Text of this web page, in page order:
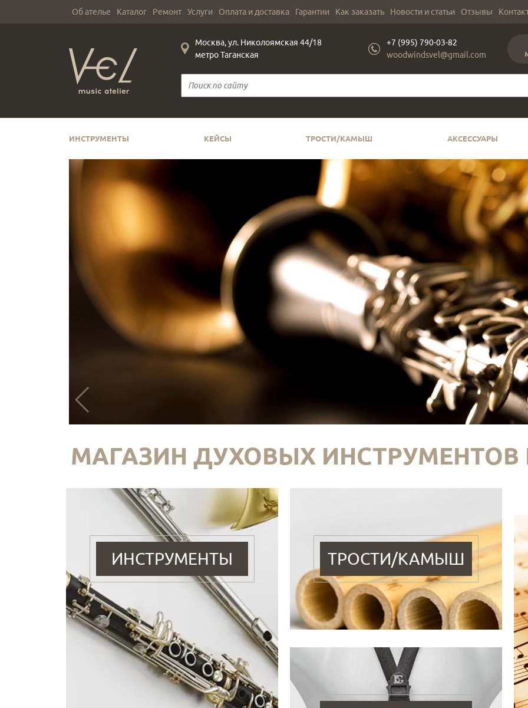
Об ателье Каталог Ремонт Услуги Оплата и доставка Гарантии Как заказать Новости и статьи Отзывы
Москва, ул. Николоямская 44/18
метро Таганская
+7 (995) 790-03-82
woodwindsvel@gmail.com
ИНСТРУМЕНТЫ КЕЙСЫ ТРОСТИ/КАМЫШ АКСЕССУАРЫ
МАГАЗИН ДУХОВЫХ ИНСТРУМЕНТОВ
ИНСТРУМЕНТЫ ТРОСТИ/КАМЫШ